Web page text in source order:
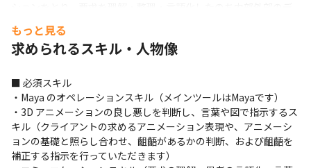
・チーム編成から制作開始まで
ティ管理、スケジュール管理、受注金額・依頼金額の管理を担い
ます。時には自ら制作する場面もあります。
アートディレクターは 3DCGやゲームに関する知識はもちろん、制
作に関わる社内外の人とのコミュニケーションが必要になるお仕
事です。
研修期間中は営業担当や他のメンバーがサポートしますので、す
べてのスキルを満たしている必要はありません。
もっと見る
求められるスキル・人物像
■ 必須スキル
・Maya のオペレーションスキル（メインツールはMayaです）
・3D アニメーションの良し悪しを判断し、言葉や図で指示するス
キル（クライアントの求めるアニメーション表現や、アニメーシ
ョンの基礎と照らし合わせ、齟齬があるかの判断、および齟齬を
補正する指示を行っていただきます）